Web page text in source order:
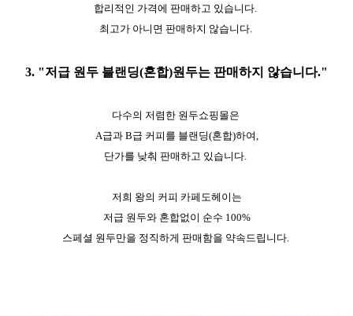
합리적인 가격에 판매하고 있습니다.
최고가 아니면 판매하지 않습니다.
3. "저급 원두 블랜딩(혼합)원두는 판매하지 않습니다."
다수의 저렴한 원두쇼핑몰은
A급과 B급 커피를 블랜딩(혼합)하여,
단가를 낮춰 판매하고 있습니다.
저희 왕의 커피 카페도헤이는
저급 원두와 혼합없이 순수 100%
스페셜 원두만을 정직하게 판매함을 약속드립니다.